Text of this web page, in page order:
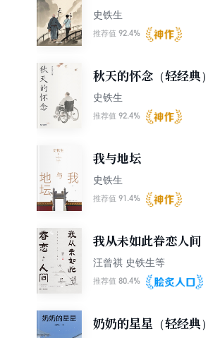
史铁生
推荐值 92.4%
秋天的怀念（轻经典）
史铁生
推荐值 92.4%
我与地坛
史铁生
推荐值 91.4%
我从未如此眷恋人间
汪曾祺 史铁生等
推荐值 80.4%
奶奶的星星（轻经典）